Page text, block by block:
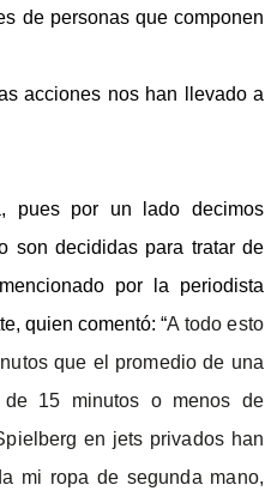
de personas que componen
acciones nos han llevado a
pues por un lado decimos
son decididas para tratar de
por la periodista
quien comentó: “A todo esto
que el promedio de una
15 minutos o menos de
en jets privados han
mi ropa de segunda mano,